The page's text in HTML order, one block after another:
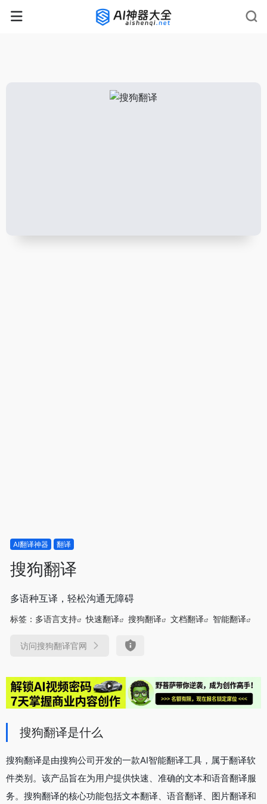
rnrn rnrn rnrn
AI翻译神器 翻译
搜狗翻译
多语种互译，轻松沟通无障碍
标签： 多语言支持 快速翻译 搜狗翻译 文档翻译 智能翻译
访问搜狗翻译官网
搜狗翻译是什么
搜狗翻译是由搜狗公司开发的一款AI智能翻译工具，属于翻译软
件类别。该产品旨在为用户提供快速、准确的文本和语音翻译服
务。搜狗翻译的核心功能包括文本翻译、语音翻译、图片翻译和